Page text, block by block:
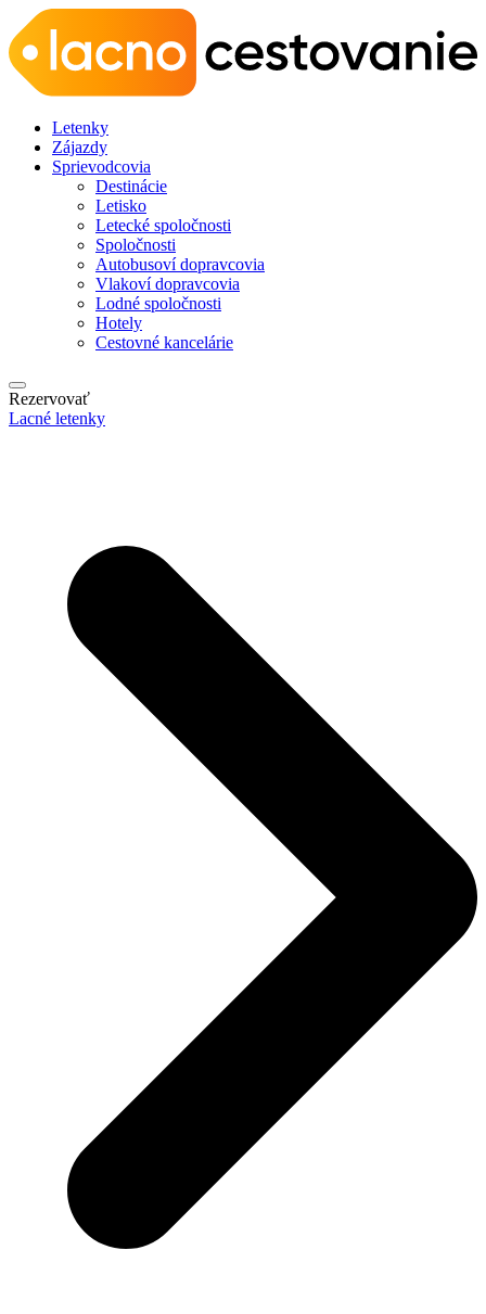
Letenky
Zájazdy
Sprievodcovia
Destinácie
Letisko
Letecké spoločnosti
Spoločnosti
Autobusoví dopravcovia
Vlakoví dopravcovia
Lodné spoločnosti
Hotely
Cestovné kancelárie
Rezervovať
Lacné letenky